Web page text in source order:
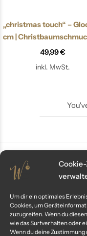
Um dir ein optimales
Cookies, um
zuzugreifen. Wenn du
wie das Surfverhalten oder
Wenn du deine
„christmas touch“ –
cm |
matt
49,99€
inkl. MwSt.
Kundenservice
Fragen? Wir sind für
Telefon: +49 9561 401